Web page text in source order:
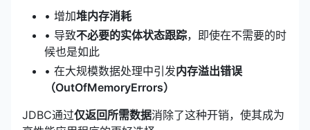
• 增加堆内存消耗
• 导致不必要的实体状态跟踪，即使在不需要的时
候也是如此
• 在大规模数据处理中引发内存溢出错误
（OutOfMemoryErrors）
JDBC通过仅返回所需数据消除了这种开销，使其成为